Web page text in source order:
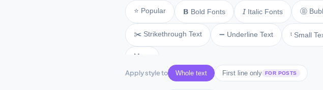
⭐ Popular 𝗕 Bold Fonts 𝘐 Italic Fonts Ⓑ
✂️ Strikethrough Text ➖ Underline Text ᵗ Small
More
Apply style to Whole text First line only FOR POSTS